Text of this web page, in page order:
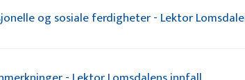
og sosiale ferdigheter - Lektor